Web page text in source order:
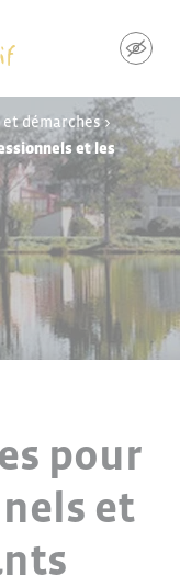
démarches>
et les
pour
et